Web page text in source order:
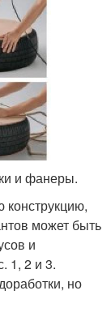
и фанеры.
может быть
и
1, 2 и 3.
но